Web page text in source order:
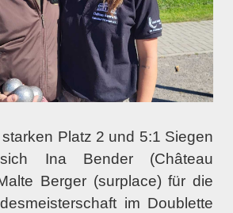
Platz 2 und 5:1 Siegen
sich Ina Bender (Château
Berger (surplace) für die
im Doublette